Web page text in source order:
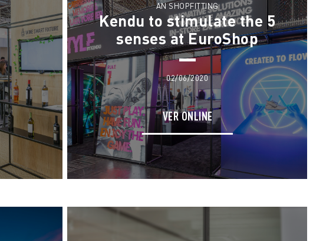
AN SHOPFITTING
Kendu to stimulate the 5
senses at EuroShop
02/06/2020
VER ONLINE